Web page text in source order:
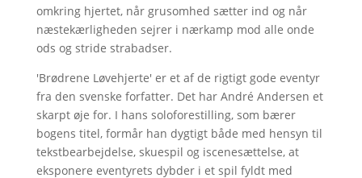
omkring hjertet, når grusomhed sætter ind og når
næstekærligheden sejrer i nærkamp mod alle onde
ods og stride strabadser.
'Brødrene Løvehjerte' er et af de rigtigt gode eventyr
fra den svenske forfatter. Det har André Andersen et
skarpt øje for. I hans soloforestilling, som bærer
bogens titel, formår han dygtigt både med hensyn til
tekstbearbejdelse, skuespil og iscenesættelse, at
eksponere eventyrets dybder i et spil fyldt med